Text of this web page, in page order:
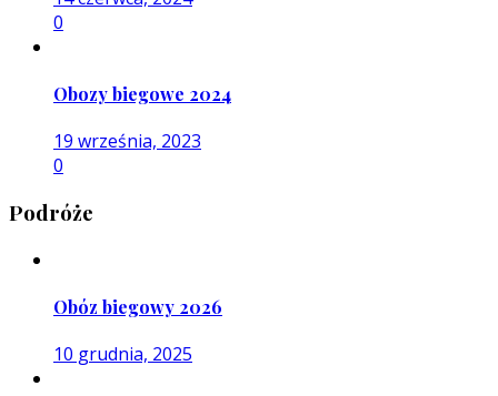
0
Obozy biegowe 2024
19 września, 2023
0
Podróże
Obóz biegowy 2026
10 grudnia, 2025